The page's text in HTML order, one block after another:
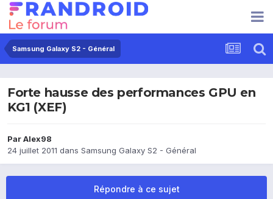
Samsung Galaxy S2 - Général
Forte hausse des performances GPU en
KG1 (XEF)
ParAlex98
24 juillet 2011 dans Samsung Galaxy S2 - Général
Répondre à ce sujet